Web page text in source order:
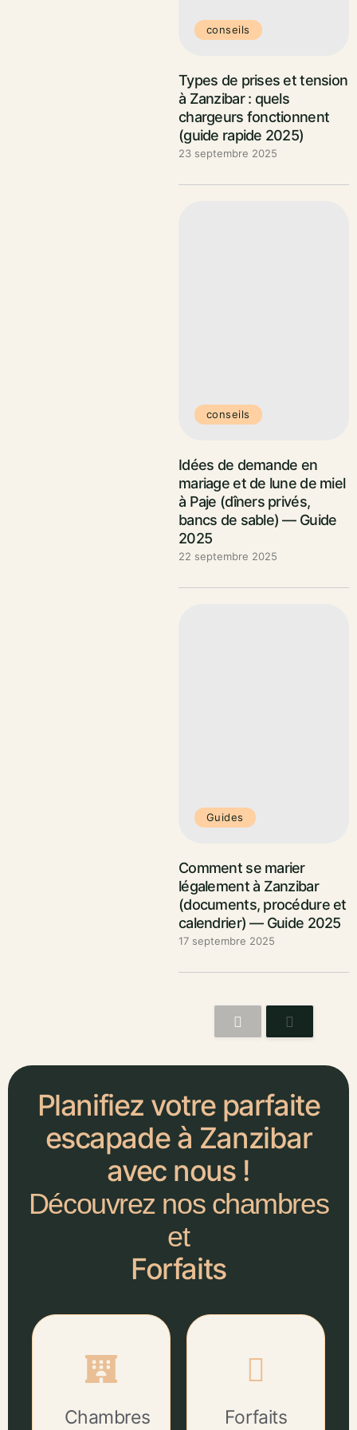
conseils
Types de prises et tension
à Zanzibar : quels
chargeurs fonctionnent
(guide rapide 2025)
23 septembre 2025
conseils
Idées de demande en
mariage et de lune de miel
à Paje (dîners privés,
bancs de sable) — Guide
2025
22 septembre 2025
Guides
Comment se marier
légalement à Zanzibar
(documents, procédure et
calendrier) — Guide 2025
17 septembre 2025
Planifiez votre parfaite
escapade à Zanzibar
avec nous !
Découvrez nos chambres
et
Forfaits
Chambres Forfaits